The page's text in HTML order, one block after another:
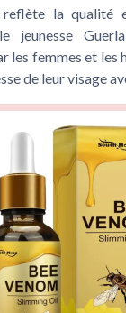
la qualité
jeunesse
les femmes et les
de leur visage